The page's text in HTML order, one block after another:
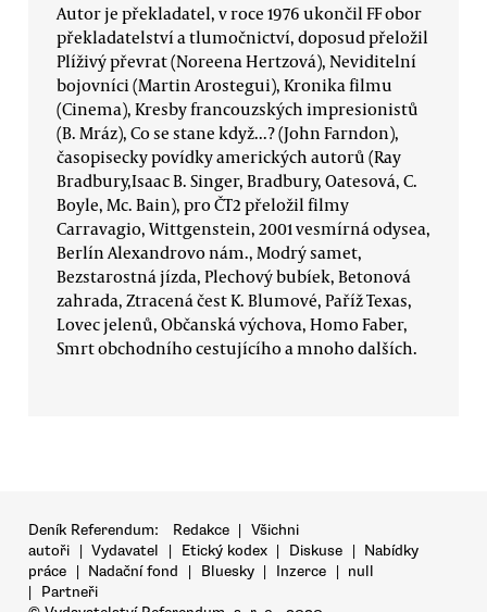
Autor je překladatel, v roce 1976 ukončil FF obor
překladatelství a tlumočnictví, doposud přeložil
Plíživý převrat (Noreena Hertzová), Neviditelní
bojovníci (Martin Arostegui), Kronika filmu
(Cinema), Kresby francouzských impresionistů
(B. Mráz), Co se stane když...? (John Farndon),
časopisecky povídky amerických autorů (Ray
Bradbury,Isaac B. Singer, Bradbury, Oatesová, C.
Boyle, Mc. Bain), pro ČT2 přeložil filmy
Carravagio, Wittgenstein, 2001 vesmírná odysea,
Berlín Alexandrovo nám., Modrý samet,
Bezstarostná jízda, Plechový bubíek, Betonová
zahrada, Ztracená čest K. Blumové, Paříž Texas,
Lovec jelenů, Občanská výchova, Homo Faber,
Smrt obchodního cestujícího a mnoho dalších.
Deník Referendum: Redakce | Všichni
autoři | Vydavatel | Etický kodex | Diskuse | Nabídky
práce | Nadační fond | Bluesky | Inzerce | null
|
Partneři